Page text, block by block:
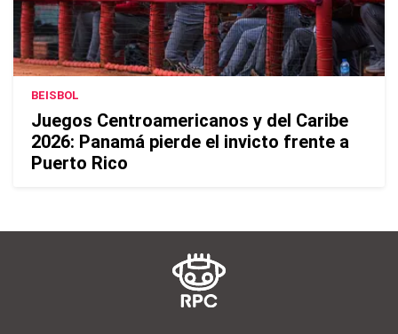
BEISBOL
Juegos Centroamericanos y del Caribe
2026: Panamá pierde el invicto frente a
Puerto Rico